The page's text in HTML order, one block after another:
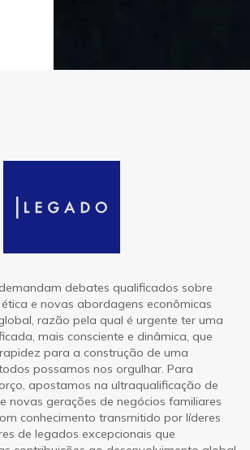
debates qualificados sobre
e novas abordagens econômicas
razão pela qual é urgente ter uma
mais consciente e dinâmica, que
para a construção de uma
possamos nos orgulhar. Para
apostamos na ultraqualificação de
novas gerações de negócios familiares
conhecimento transmitido por líderes
de legados excepcionais que